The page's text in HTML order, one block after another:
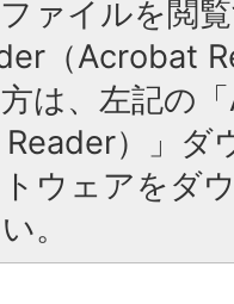
ァイルを閲
（Acrobat
は、左記の
）」ダ
ウェアをダ
。